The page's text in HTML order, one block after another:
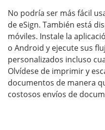
No podría ser más fácil
de eSign. También está
móviles. Instale la
o Android y ejecute sus
personalizados incluso
Olvídese de imprimir y
documentos de manera
costosos envíos de